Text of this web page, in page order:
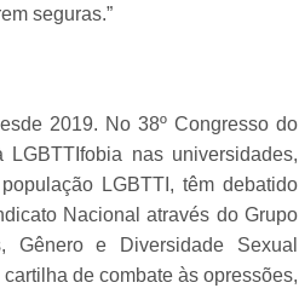
seguras.”
2019. No 38º Congresso do
nas universidades,
LGBTTI, têm debatido
Nacional através do Grupo
Gênero e Diversidade Sexual
de combate às opressões,